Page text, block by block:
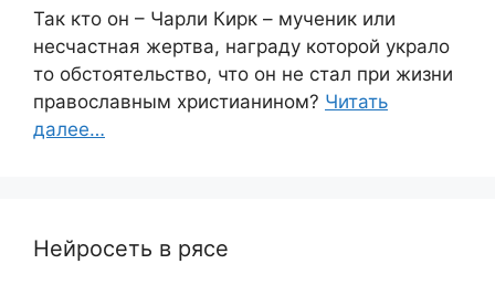
Так кто он – Чарли Кирк – мученик или
несчастная жертва, награду которой украло
то обстоятельство, что он не стал при жизни
православным христианином? Читать
далее…
Нейросеть в рясе